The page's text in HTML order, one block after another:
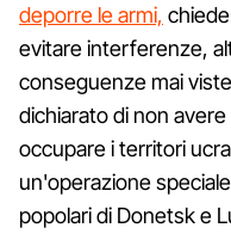
deporre le armi,
evitare interferenze,
conseguenze mai
dichiarato di non
occupare i territori
un'operazione
popolari di Donetsk e